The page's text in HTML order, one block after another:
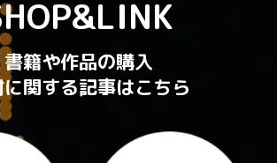
書籍や作品の購入
関する記事はこちら